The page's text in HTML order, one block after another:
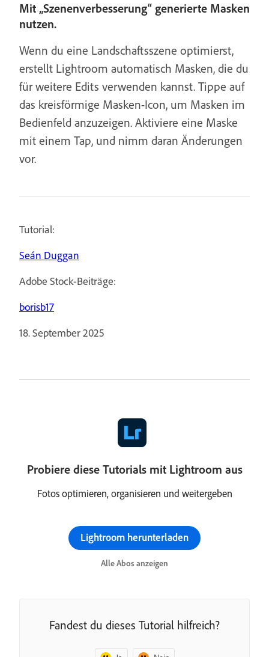
Mit „Szenenverbesserung“ generierte Masken
nutzen.
Wenn du eine Landschaftsszene optimierst,
erstellt Lightroom automatisch Masken, die du
für weitere Edits verwenden kannst. Tippe auf
das kreisförmige Masken-Icon, um Masken im
Bedienfeld anzuzeigen. Aktiviere eine Maske
mit einem Tap, und nimm daran Änderungen
vor.
Tutorial:
Seán Duggan
Adobe Stock-Beiträge:
borisb17
18. September 2025
Probiere diese Tutorials mit Lightroom aus
Fotos optimieren, organisieren und weitergeben
Lightroom herunterladen
Alle Abos anzeigen
Fandest du dieses Tutorial hilfreich?